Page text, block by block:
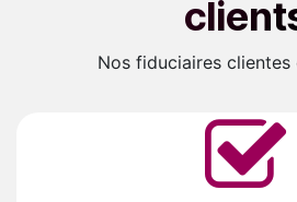
Nos fiduciaires